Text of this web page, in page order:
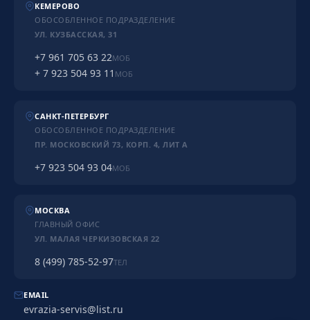
КЕМЕРОВО
ОБОСОБЛЕННОЕ ПОДРАЗДЕЛЕНИЕ
УЛ. КУЗБАССКАЯ, 31
+7 961 705 63 22МОБ
+ 7 923 504 93 11 МОБ
САНКТ-ПЕТЕРБУРГ
ОБОСОБЛЕННОЕ ПОДРАЗДЕЛЕНИЕ
ПР. МОСКОВСКИЙ 73, КОРП. 4, ЛИТ А
+7 923 504 93 04МОБ
МОСКВА
ГЛАВНЫЙ ОФИС
УЛ. МАЛАЯ ЧЕРКИЗОВСКАЯ 22
8 (499) 785-52-97ТЕЛ
EMAIL
evrazia-servis@list.ru